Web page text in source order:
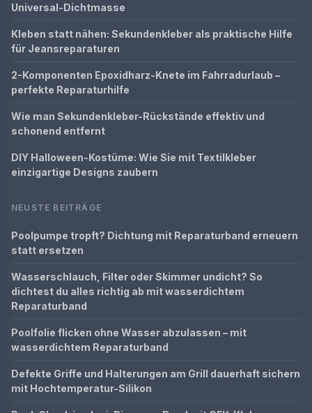
Universal-Dichtmasse
Kleben statt nähen: Sekundenkleber als praktische Hilfe
für Jeansreparaturen
2-Komponenten Epoxidharz-Knete im Fahrradurlaub –
perfekte Reparaturhilfe
Wie man Sekundenkleber-Rückstände effektiv und
schonend entfernt
DIY Halloween-Kostüme: Wie Sie mit Textilkleber
einzigartige Designs zaubern
NEUSTE BEITRÄGE
Poolpumpe tropft? Dichtung mit Reparaturband erneuern
statt ersetzen
Wasserschlauch, Filter oder Skimmer undicht? So
dichtest du alles richtig ab mit wasserdichtem
Reparaturband
Poolfolie flicken ohne Wasser abzulassen – mit
wasserdichtem Reparaturband
Defekte Griffe und Halterungen am Grill dauerhaft sichern
mit Hochtemperatur-Silikon